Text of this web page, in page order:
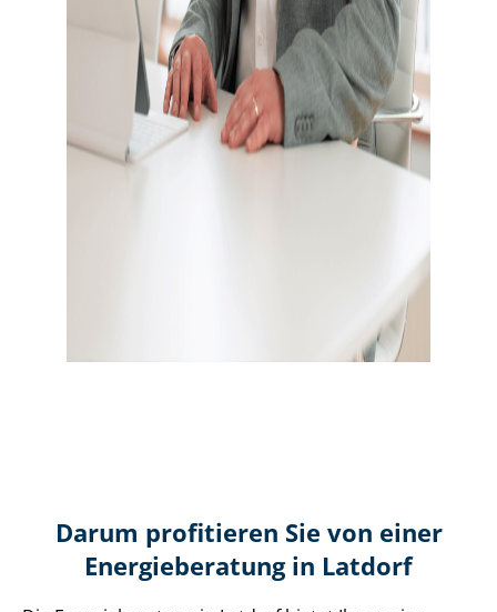
Darum profitieren Sie von einer
Energieberatung in Latdorf